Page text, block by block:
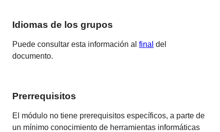
Idiomas de los grupos
Puede consultar esta información alfinal del
documento.
Prerrequisitos
El módulo no tiene prerequisitos específicos, a parte de
un mínimo conocimiento de herramientas informáticas